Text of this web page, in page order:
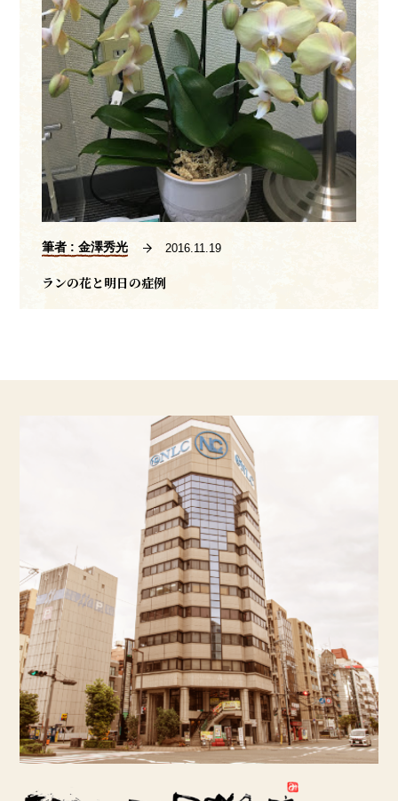
筆者 : 金澤秀光 2016.11.19
ランの花と明日の症例